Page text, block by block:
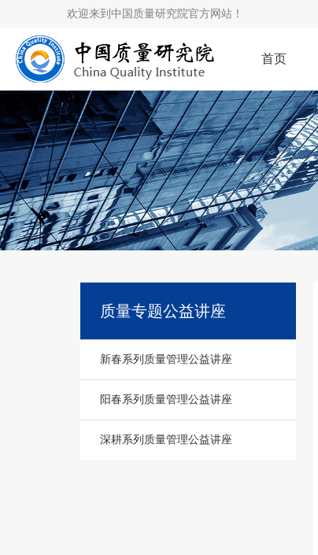
欢迎来到中国质量研究院官方网站！
首页
质量专题公益讲座
新春系列质量管理公益讲座
阳春系列质量管理公益讲座
深耕系列质量管理公益讲座